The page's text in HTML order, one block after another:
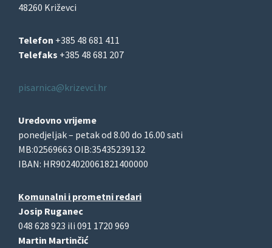
48260 Križevci
Telefon +385 48 681 411
Telefaks +385 48 681 207
pisarnica@krizevci.hr
Uredovno vrijeme
ponedjeljak – petak od 8.00 do 16.00 sati
MB:02569663 OIB:35435239132
IBAN: HR9024020061821400000
Komunalni i prometni redari
Josip Ruganec
048 628 923 ili 091 1720 969
Martin Martinčić